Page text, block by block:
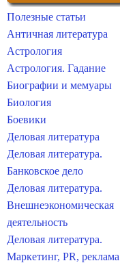
Полезные статьи
Античная литература
Астрология
Астрология. Гадание
Биографии и мемуары
Биология
Боевики
Деловая литература
Деловая литература.
Банковское дело
Деловая литература.
Внешнеэкономическая
деятельность
Деловая литература.
Маркетинг, PR, реклама